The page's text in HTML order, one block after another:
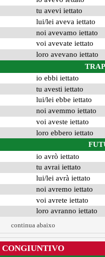
tu avevi iettato
lui/lei aveva iettato
noi avevamo iettato
voi avevate iettato
loro avevano iettato
io ebbi iettato
tu avesti iettato
lui/lei ebbe iettato
noi avemmo iettato
voi aveste iettato
loro ebbero iettato
io avrò iettato
tu avrai iettato
lui/lei avrà iettato
noi avremo iettato
voi avrete iettato
loro avranno iettato
continua abaixo
CONGIUNTIVO